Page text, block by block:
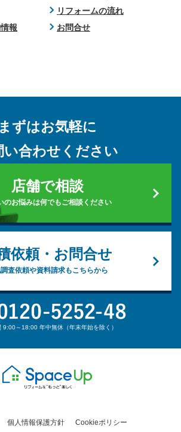
リフォームの流れ
報
お問合せ
まずはお気軽に
い合わせください
店舗で相談
のお悩みは何でもご相談ください
依頼・お問合せ
査依頼や資料請求もこちらから
9:00～18:00 年中無休（年末年始を除く）
個人情報保護方針 Cookieポリシー